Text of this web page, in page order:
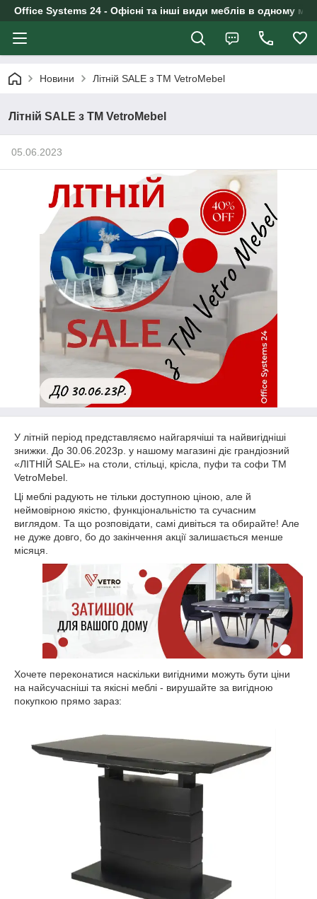
Office Systems 24 - Офісні та інші види меблів в одному
Новини Літній SALE з ТМ VetroMebel
Літній SALE з ТМ VetroMebel
05.06.2023
У літній період представляємо найгарячіші та найвигідніші
знижки. До 30.06.2023р. у нашому магазині діє грандіозний
«ЛІТНІЙ SALE» на столи, стільці, крісла, пуфи та софи ТМ
VetroMebel.
Ці меблі радують не тільки доступною ціною, але й
неймовірною якістю, функціональністю та сучасним
виглядом. Та що розповідати, самі дивіться та обирайте! Але
не дуже довго, бо до закінчення акції залишається менше
місяця.
Хочете переконатися наскільки вигідними можуть бути ціни
на найсучасніші та якісні меблі - вирушайте за вигідною
покупкою прямо зараз: